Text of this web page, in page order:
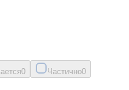
0 Частично0